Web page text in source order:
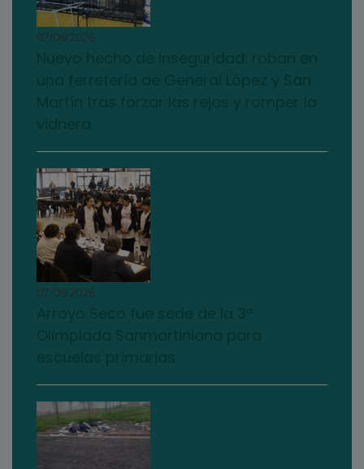
07/08/2026
07/08/2026